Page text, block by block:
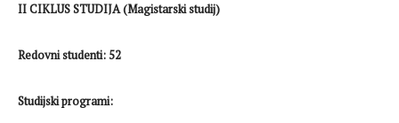
II CIKLUS STUDIJA (Magistarski studij)
Redovni studenti: 52
Studijski programi: